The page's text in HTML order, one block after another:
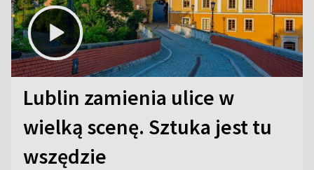
Lublin zamienia ulice w
wielką scenę. Sztuka jest tu
wszędzie